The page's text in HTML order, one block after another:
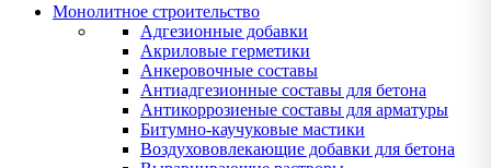
Монолитное строительство
Адгезионные добавки
Акриловые герметики
Анкеровочные составы
Антиадгезионные составы для бетона
Антикоррозиеные составы для арматуры
Битумно-каучуковые мастики
Воздухововлекающие добавки для бетона